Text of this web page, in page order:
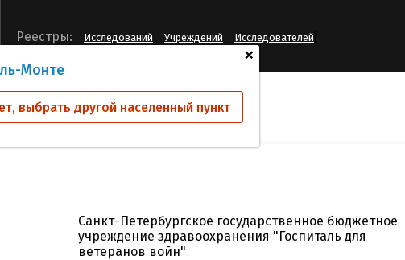
+
Монте
выбрать другой населенный пункт
Реестры: Исследований Учреждений Исследователей
СПб ГБУЗ "ГВВ"
Санкт-Петербургское государственное бюджетное
учреждение здравоохранения "Госпиталь для
ветеранов войн"